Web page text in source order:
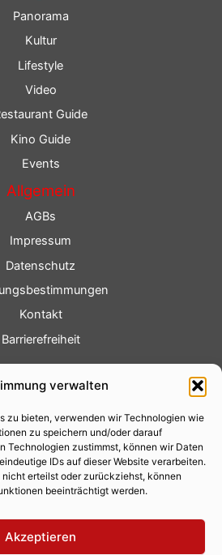
verwalten
zu bieten, verwenden wir Technologien wie
zu speichern und/oder darauf
Technologien zustimmst, können wir Daten
IDs auf dieser Website verarbeiten.
nicht erteilst oder zurückziehst, können
beeinträchtigt werden.
Akzeptieren
Panorama
Kultur
Lifestyle
Video
Guide
Kino Guide
Events
Allgemein
AGBs
Impressum
Datenschutz
Kontakt
Barrierefreiheit
Fotoservice
Videoservice
Werbung